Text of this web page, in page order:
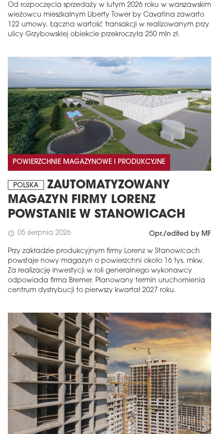
Od rozpoczęcia sprzedaży w lutym 2026 roku w warszawskim
wieżowcu mieszkalnym Liberty Tower by Cavatina zawarto
122 umowy. Łączna wartość transakcji w realizowanym przy
ulicy Grzybowskiej obiekcie przekroczyła 250 mln zł.
POWIERZCHNIE MAGAZYNOWE I PRODUKCYJNE
POLSKA
ZAUTOMATYZOWANY
MAGAZYN FIRMY LORENZ
POWSTANIE W STANOWICACH
schedule 05 sierpnia 2026 Opr./edited by MF
Przy zakładzie produkcyjnym firmy Lorenz w Stanowicach
powstaje nowy magazyn o powierzchni około 16 tys. mkw.
Za realizację inwestycji w roli generalnego wykonawcy
odpowiada firma Bremer. Planowany termin uruchomienia
centrum dystrybucji to pierwszy kwartał 2027 roku.